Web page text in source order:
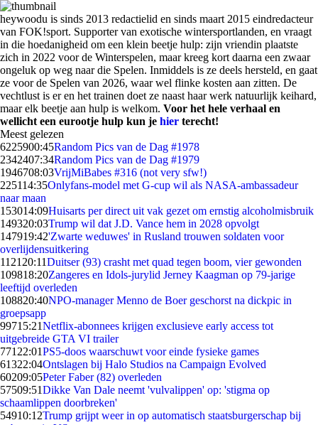
heywoodu is sinds 2013 redactielid en sinds maart 2015 eindredacteur
van FOK!sport. Supporter van exotische wintersportlanden, en vraagt
in die hoedanigheid om een klein beetje hulp: zijn vriendin plaatste
zich in 2022 voor de Winterspelen, maar kreeg kort daarna een zwaar
ongeluk op weg naar die Spelen. Inmiddels is ze deels hersteld, en gaat
ze voor de Spelen van 2026, waar wel flinke kosten aan zitten. De
vechtlust is er en het trainen doet ze naast haar werk natuurlijk keihard,
maar elk beetje aan hulp is welkom. Voor het hele verhaal en
wellicht een eurootje hulp kun je hier terecht!
Meest gelezen
6225900:45Random Pics van de Dag #1978
2342407:34Random Pics van de Dag #1979
1946708:03VrijMiBabes #316 (not very sfw!)
225114:35Onlyfans-model met G-cup wil als NASA-ambassadeur
naar maan
153014:09Huisarts per direct uit vak gezet om ernstig alcoholmisbruik
149320:03Trump wil dat J.D. Vance hem in 2028 opvolgt
147919:42'Zwarte weduwes' in Rusland trouwen soldaten voor
overlijdensuitkering
1121 20:11Duitser (93) crasht met quad tegen boom, vier gewonden
109818:20Zangeres en Idols-jurylid Jerney Kaagman op 79-jarige
leeftijd overleden
108820:40NPO-manager Menno de Boer geschorst na dickpic in
groepsapp
99715:21Netflix-abonnees krijgen exclusieve early access tot
uitgebreide GTA VI trailer
771 22:01PS5-doos waarschuwt voor einde fysieke games
61322:04Ontslagen bij Halo Studios na Campaign Evolved
60209:05Peter Faber (82) overleden
57509:51Dikke Van Dale neemt 'vulvalippen' op: 'stigma op
schaamlippen doorbreken'
54910:12Trump grijpt weer in op automatisch staatsburgerschap bij